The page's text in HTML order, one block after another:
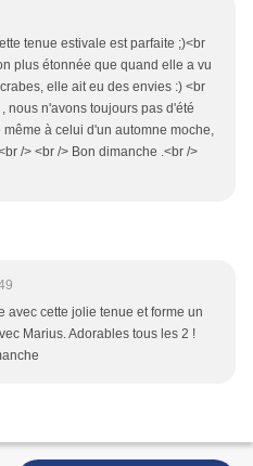
tenue estivale est parfaite ;)<br
plus étonnée que quand elle a vu
elle ait eu des envies :) <br
nous n'avons toujours pas d'été
même à celui d'un automne moche,
/> <br /> Bon dimanche .<br />
avec cette jolie tenue et forme un
Marius. Adorables tous les 2 !